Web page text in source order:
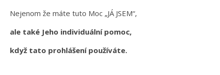
Nejenom že máte tuto Moc „JÁ JSEM“,
ale také Jeho individuální pomoc,
když tato prohlášení používáte.